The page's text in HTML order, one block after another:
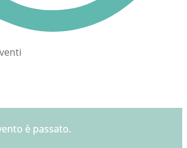
è passato.